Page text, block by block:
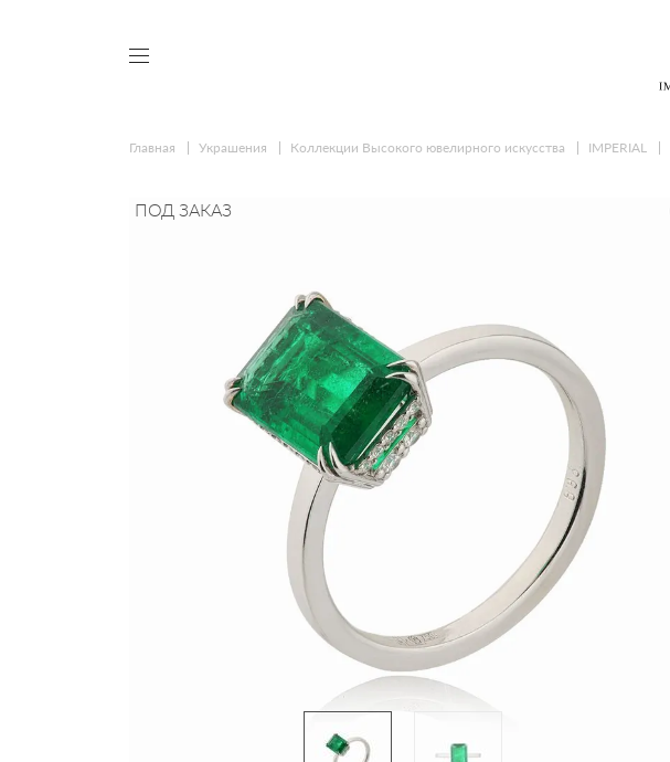
Главная Украшения Коллекции Высокого ювелирного искусства IMPERIAL
ПОД ЗАКАЗ